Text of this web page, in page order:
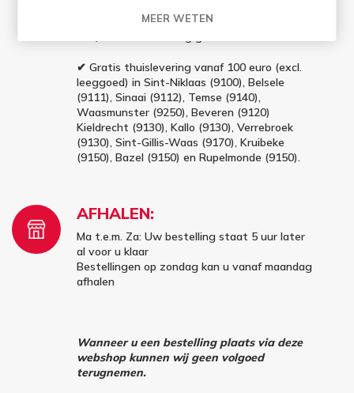
Bestellingen op zaterdag en zondag (vóór
✔ Gratis thuislevering vanaf 100 euro (excl.
leeggoed) in Sint-Niklaas (9100), Belsele
(9111), Sinaai (9112), Temse (9140),
Waasmunster (9250), Beveren (9120)
Kieldrecht (9130), Kallo (9130), Verrebroek
(9130), Sint-Gillis-Waas (9170), Kruibeke
(9150), Bazel (9150) en Rupelmonde (9150).
AFHALEN:
Ma t.e.m. Za: Uw bestelling staat 5 uur later
al voor u klaar
Bestellingen op zondag kan u vanaf maandag
afhalen
Wanneer u een bestelling plaats via deze
webshop kunnen wij geen volgoed
terugnemen.
MEER WETEN